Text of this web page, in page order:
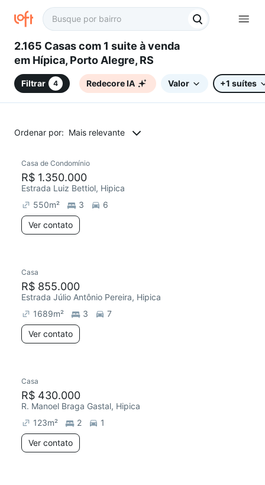
2.165 Casas com 1 suite à venda
em Hípica, Porto Alegre, RS
Filtrar 4 Redecore IA Valor +1 suítes
Ordenar por: Mais relevante
Casa de Condomínio
R$ 1.350.000
Estrada Luiz Bettiol, Hipica
550m² 3
6
Ver contato
Casa
R$ 855.000
Estrada Júlio Antônio Pereira, Hipica
1689m² 3
7
Ver contato
Casa
R$ 430.000
R. Manoel Braga Gastal, Hipica
123m² 2
1
Ver contato